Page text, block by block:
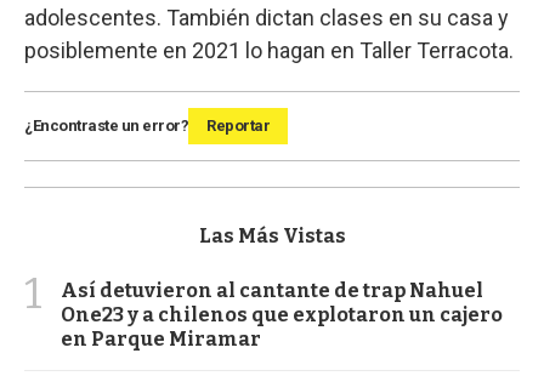
adolescentes. También dictan clases en su casa y
posiblemente en 2021 lo hagan en Taller Terracota.
¿Encontraste un error? Reportar
Las Más Vistas
1
Así detuvieron al cantante de trap Nahuel
One23 y a chilenos que explotaron un cajero
en Parque Miramar